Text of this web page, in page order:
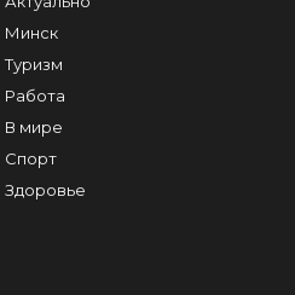
Минск
Туризм
Работа
В мире
Спорт
Здоровье